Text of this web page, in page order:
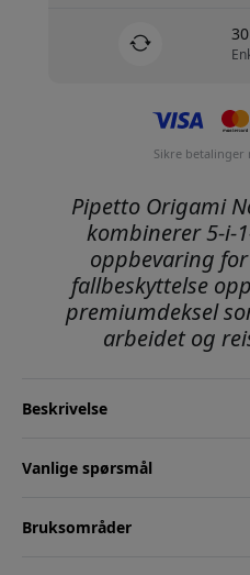
Sikre
Pipetto Origami
kombinerer 5-i-
oppbevaring
fallbeskyttelse
premiumdeksel
arbeidet og
Beskrivelse
Vanlige spørsmål
Bruksområder